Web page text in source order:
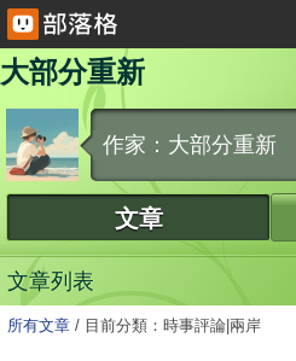
大部分重新
作家：大部分重新
文章
文章列表
所有文章 / 目前分類：時事評論|兩岸